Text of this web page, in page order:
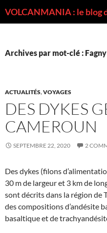
Archives par mot-clé :
ACTUALITÉS,VOYAGES
DES DYKES
CAMEROUN
SEPTEMBRE 22, 2020 2
Des dykes (filons
30 m de largeur et 3 km de
sont décrits dans la région de
des compositions d’andésite
basaltique et de